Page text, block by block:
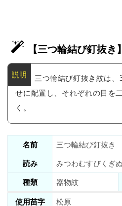
【三つ輪結び釘抜き
三つ輪結び釘抜き紋は、
せに配置し、それぞれの目を
く。
名前
三つ輪結び釘抜き
読み
みつわむすびくぎ
種類
器物紋
使用苗字
松原